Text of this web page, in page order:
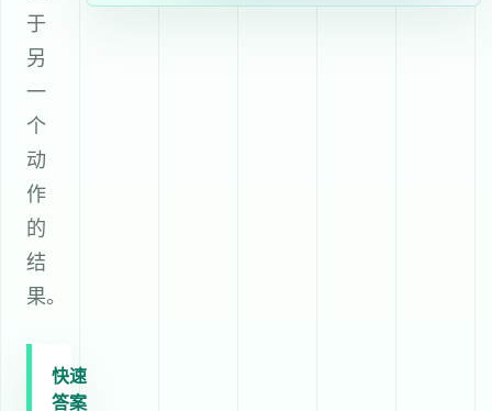
于
另
一
个
动
作
的
结
果。
快速
答案